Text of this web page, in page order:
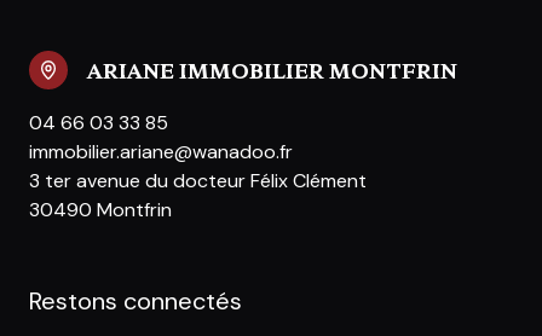
ARIANE IMMOBILIER MONTFRIN
04 66 03 33 85
immobilier.ariane@wanadoo.fr
3 ter avenue du docteur Félix Clément
30490 Montfrin
Restons connectés